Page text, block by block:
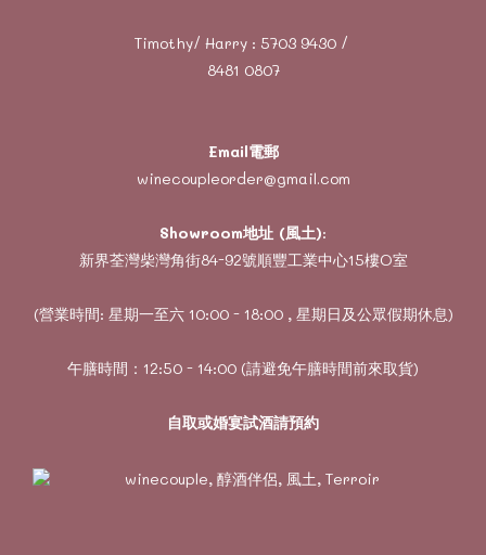
Timothy/ Harry : 5703 9430/
8481 0807
Email電郵
winecoupleorder@gmail.com
Showroom地址 (風土):
新界荃灣柴灣角街84-92號順豐工業中心15樓O室
(營業時間: 星期一至六 10:00 - 18:00 , 星期日及公眾假期休息)
午膳時間：12:50 - 14:00 (請避免午膳時間前來取貨)
自取或婚宴試酒請預約